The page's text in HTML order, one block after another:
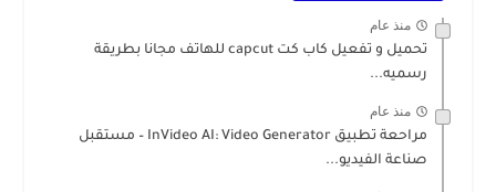
منذ عام
تحميل و تفعيل كاب كت capcut للهاتف مجانا بطريقة
رسميه...
منذ عام
مراحعة تطبيق InVideo AI: Video Generator – مستقبل
صناعة الفيديو...